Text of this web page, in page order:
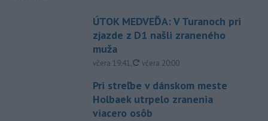
ÚTOK MEDVEĎA: V Turanoch pri
zjazde z D1 našli zraneného
muža
včera 19:41, aktualizované
včera 20:00
Pri streľbe v dánskom meste
Holbaek utrpelo zranenia
viacero osôb